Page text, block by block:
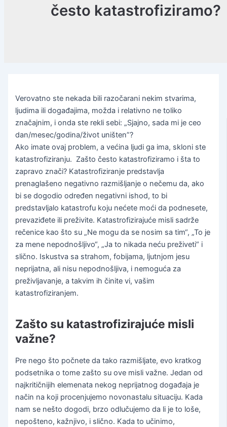
često katastrofiziramo?
Verovatno ste nekada bili razočarani nekim stvarima,
ljudima ili događajima, možda i relativno ne toliko
značajnim, i onda ste rekli sebi: „Sjajno, sada mi je ceo
dan/mesec/godina/život uništen”?
Ako imate ovaj problem, a većina ljudi ga ima, skloni ste
katastrofiziranju. Zašto često katastrofiziramo i šta to
zapravo znači? Katastrofiziranje predstavlja
prenaglašeno negativno razmišljanje o nečemu da, ako
bi se dogodio određen negativni ishod, to bi
predstavljalo katastrofu koju nećete moći da podnesete,
prevaziđete ili preživite. Katastrofizirajuće misli sadrže
rečenice kao što su „Ne mogu da se nosim sa tim“, „To je
za mene nepodnošljivo“, „Ja to nikada neću preživeti“ i
slično. Iskustva sa strahom, fobijama, ljutnjom jesu
neprijatna, ali nisu nepodnošljiva, i nemoguća za
preživljavanje, a takvim ih činite vi, vašim
katastrofiziranjem.
Zašto su katastrofizirajuće misli
važne?
Pre nego što počnete da tako razmišljate, evo kratkog
podsetnika o tome zašto su ove misli važne. Jedan od
najkritičnijih elemenata nekog neprijatnog događaja je
način na koji procenjujemo novonastalu situaciju. Kada
nam se nešto dogodi, brzo odlučujemo da li je to loše,
nepošteno, kažnjivo, i slično. Kada to učinimo,